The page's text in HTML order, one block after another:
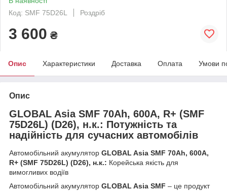
Код: SMF 75D26L
Роздріб
3 600 ₴
Опис Характеристики Доставка Оплата Умови
Опис
GLOBAL Asia SMF 70Ah, 600A, R+ (SMF
75D26L) (D26), н.к.: Потужність та
надійність для сучасних автомобілів
Автомобільний акумулятор GLOBAL Asia SMF 70Ah, 600A,
R+ (SMF 75D26L) (D26), н.к.: Корейська якість для
вимогливих водіїв
Автомобільний акумулятор GLOBAL Asia SMF – це продукт